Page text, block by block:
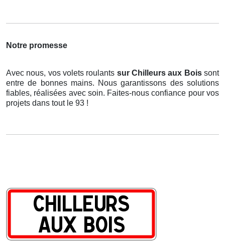
Notre promesse
Avec nous, vos volets roulants sur Chilleurs aux Boissont
entre de bonnes mains. Nous garantissons des solutions
fiables, réalisées avec soin. Faites-nous confiance pour vos
projets dans tout le 93 !